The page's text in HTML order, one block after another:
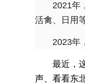
2021年
活禽、日用
2023年
最近，
声、看看东